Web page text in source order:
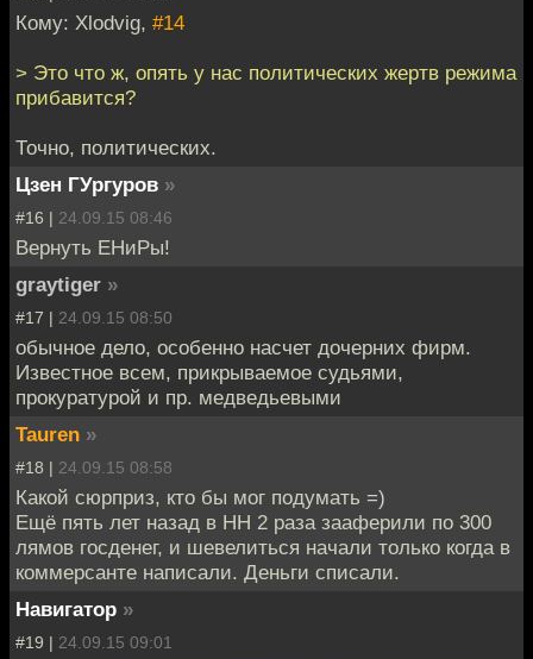
Кому: Xlodvig, #14
> Это что ж, опять у нас политических жертв режима
прибавится?
Точно, политических.
Цзен ГУргуров »
#16 | 24.09.15 08:46
Вернуть ЕНиРы!
graytiger »
#17 | 24.09.15 08:50
обычное дело, особенно насчет дочерних фирм.
Известное всем, прикрываемое судьями,
прокуратурой и пр. медведьевыми
Tauren »
#18 | 24.09.15 08:58
Какой сюрприз, кто бы мог подумать =)
Ещё пять лет назад в НН 2 раза зааферили по 300
лямов госденег, и шевелиться начали только когда в
коммерсанте написали. Деньги списали.
Навигатор »
#19 | 24.09.15 09:01